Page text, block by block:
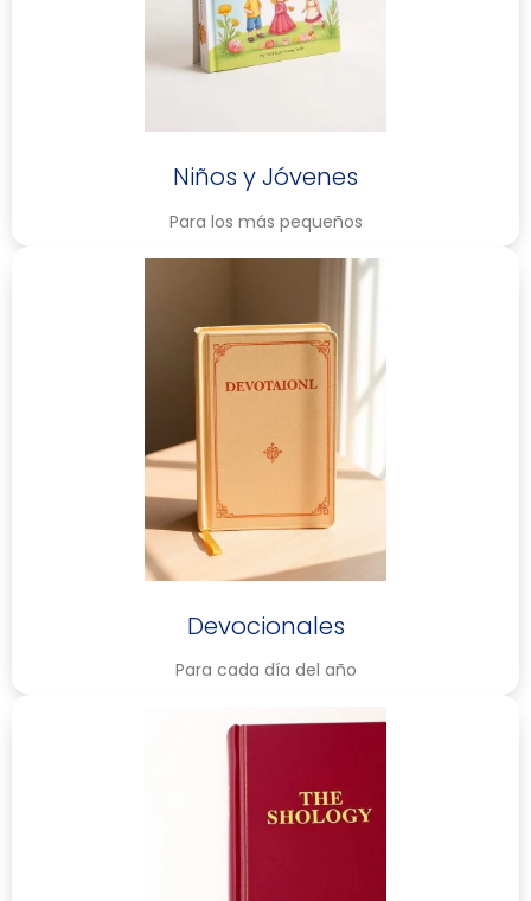
Niños y Jóvenes
Para los más pequeños
Devocionales
Para cada día del año